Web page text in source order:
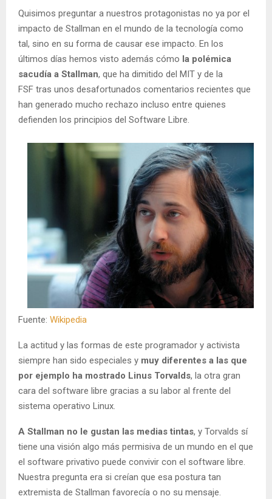
Quisimos preguntar a nuestros protagonistas no ya por el
impacto de Stallman en el mundo de la tecnología como
tal, sino en su forma de causar ese impacto. En los
últimos días hemos visto además cómo la polémica
sacudía a Stallman, que ha dimitido del MIT y de la
FSF tras unos desafortunados comentarios recientes que
han generado mucho rechazo incluso entre quienes
defienden los principios del Software Libre.
Fuente: Wikipedia
La actitud y las formas de este programador y activista
siempre han sido especiales y muy diferentes a las que
por ejemplo ha mostrado Linus Torvalds, la otra gran
cara del software libre gracias a su labor al frente del
sistema operativo Linux.
A Stallman no le gustan las medias tintas, y Torvalds sí
tiene una visión algo más permisiva de un mundo en el que
el software privativo puede convivir con el software libre.
Nuestra pregunta era si creían que esa postura tan
extremista de Stallman favorecía o no su mensaje.